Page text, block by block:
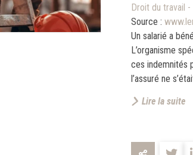
Droit du travail -
Source :
Un salarié a
L’organisme
ces indemnités
l’assuré ne
Lire la suite